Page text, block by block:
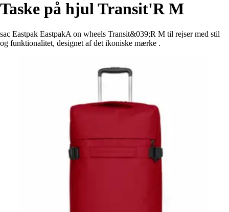
Taske på hjul Transit'R M
sac Eastpak EastpakA on wheels Transit&039;R M til rejser med stil
og funktionalitet, designet af det ikoniske mærke .